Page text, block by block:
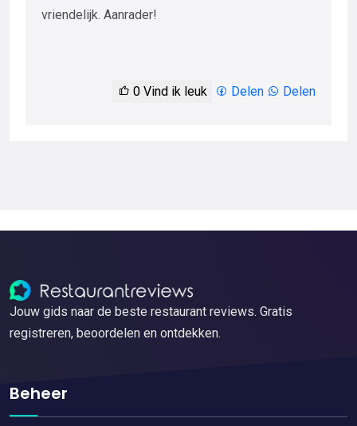
vriendelijk. Aanrader!
0 Vind ik leuk Delen Delen
Jouw gids naar de beste restaurant reviews. Gratis
registreren, beoordelen en ontdekken.
Beheer